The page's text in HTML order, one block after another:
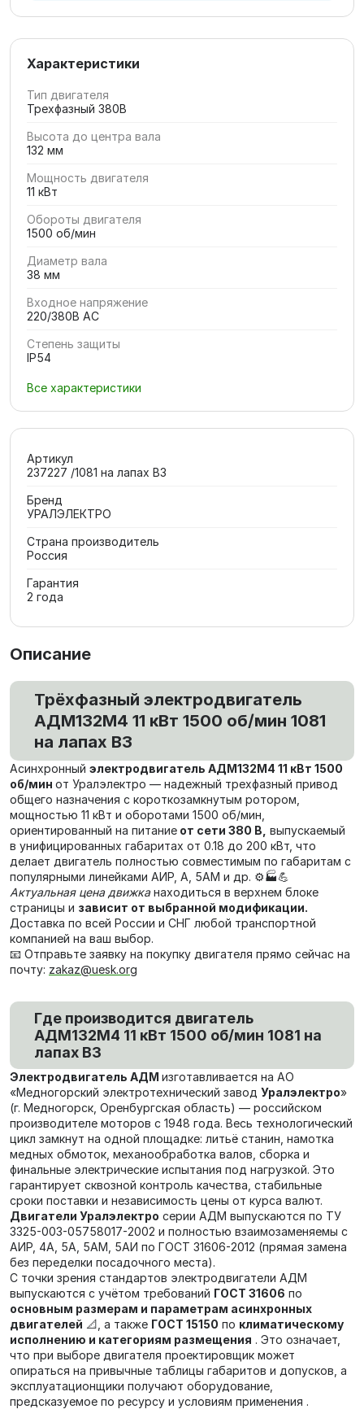
Характеристики
Тип двигателя
Трехфазный 380В
Высота до центра вала
132 мм
Мощность двигателя
11 кВт
Обороты двигателя
1500 об/мин
Диаметр вала
38 мм
Входное напряжение
220/380В AC
Степень защиты
IP54
Все характеристики
Артикул
237227 /1081 на лапах В3
Бренд
УРАЛЭЛЕКТРО
Страна производитель
Россия
Гарантия
2 года
Описание
Трёхфазный электродвигатель
АДМ132М4 11 кВт 1500 об/мин 1081
на лапах В3
Асинхронный электродвигатель АДМ132М4 11 кВт 1500
об/мин от Уралэлектро — надежный трехфазный привод
общего назначения с короткозамкнутым ротором,
мощностью 11 кВт и оборотами 1500 об/мин,
ориентированный на питание от сети 380 В, выпускаемый
в унифицированных габаритах от 0.18 до 200 кВт, что
делает двигатель полностью совместимым по габаритам с
популярными линейками АИР, А, 5АМ и др. ⚙️🏭💪
Актуальная цена движканаходиться в верхнем блоке
страницы и зависит от выбранной модификации.
Доставка по всей России и СНГ любой транспортной
компанией на ваш выбор.
📧 Отправьте заявку на покупку двигателя прямо сейчас на
почту: zakaz@uesk.org
Где производится двигатель
АДМ132М4 11 кВт 1500 об/мин 1081 на
лапах В3
Электродвигатель АДМ изготавливается на АО
«Медногорский электротехнический завод Уралэлектро»
(г. Медногорск, Оренбургская область) — российском
производителе моторов с 1948 года. Весь технологический
цикл замкнут на одной площадке: литьё станин, намотка
медных обмоток, механообработка валов, сборка и
финальные электрические испытания под нагрузкой. Это
гарантирует сквозной контроль качества, стабильные
сроки поставки и независимость цены от курса валют.
Двигатели Уралэлектро серии АДМ выпускаются по ТУ
3325-003-05758017-2002 и полностью взаимозаменяемы с
АИР, 4А, 5А, 5АМ, 5АИ по ГОСТ 31606-2012 (прямая замена
без переделки посадочного места).
С точки зрения стандартов электродвигатели АДМ
выпускаются с учётом требований ГОСТ 31606 по
основным размерам и параметрам асинхронных
двигателей 📐, а также ГОСТ 15150 по климатическому
исполнению и категориям размещения . Это означает,
что при выборе двигателя проектировщик может
опираться на привычные таблицы габаритов и допусков, а
эксплуатационщики получают оборудование,
предсказуемое по ресурсу и условиям применения .